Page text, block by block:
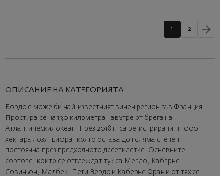
1 2
ОПИСАНИЕ НА КАТЕГОРИЯТА
Бордо е може би най-известният винен регион във Франция.
Простира се на 130 километра навътре от брега на
Атлантическия океан. През 2018 г. са регистрирани 111 000
хектара лозя, цифра, която остава до голяма степен
постоянна през предходното десетилетие. Основните
сортове, които се отглеждат тук са Мерло, Каберне
Совиньон, Малбек, Пети Вердо и Каберне Фран и от тях се